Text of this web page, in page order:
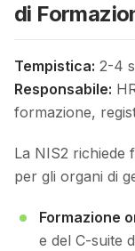
di
Tempistica: 2-4
Responsabile:
formazione,
La NIS2 richiede
per gli organi di
Formazione
e del C-suite